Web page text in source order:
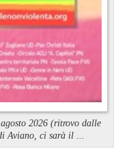
2026 (ritrovo dalle
Aviano, ci sarà il ...